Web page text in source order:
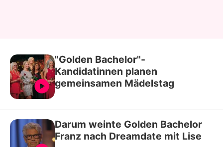
"Golden Bachelor"-
Kandidatinnen planen
gemeinsamen Mädelstag
Darum weinte Golden Bachelor
Franz nach Dreamdate mit Lise